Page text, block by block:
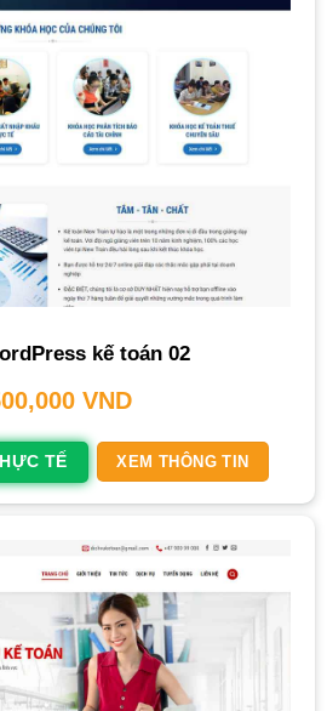
kế toán 02
VND
TẾ XEM THÔNG TIN